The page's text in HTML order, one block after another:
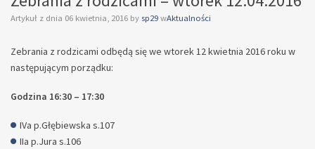
Artykuł z dnia 06 kwietnia, 2016 by sp29 wAktualności
Zebrania z rodzicami odbędą się we wtorek 12 kwietnia 2016 roku w
następującym porządku:
Godzina 16:30 – 17:30
IVa p.Głębiewska s.107
IIa p.Jura s.106